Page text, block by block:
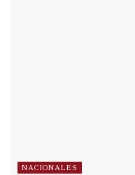
NACIONALES